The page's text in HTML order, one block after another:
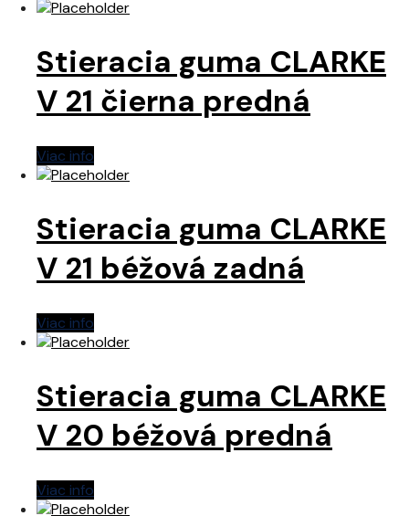
Stieracia guma CLARKE
V 21 čierna predná
Viac info
Stieracia guma CLARKE
V 21 béžová zadná
Viac info
Stieracia guma CLARKE
V 20 béžová predná
Viac info